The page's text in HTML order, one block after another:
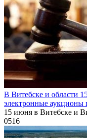
В Витебске и области
электронные аукционы
15 июня в Витебске и
0516